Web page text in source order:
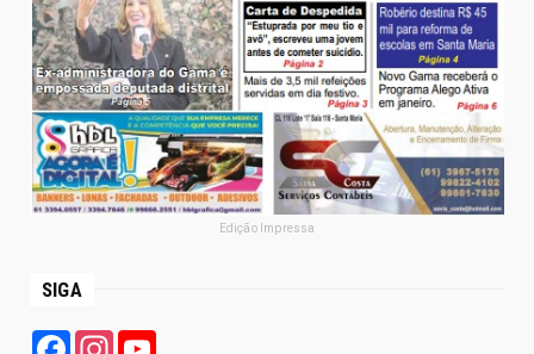
Edição Impressa
SIGA
FacebookInstagram